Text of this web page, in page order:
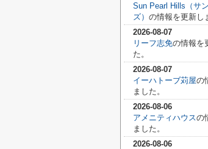
Sun Pearl Hills（サ
ズ） の情報を更新し
2026-08-07
リーフ志免の情報を
た。
2026-08-07
イーハトーブ苅屋の
ました。
2026-08-06
アメニティハウスの
ました。
2026-08-06